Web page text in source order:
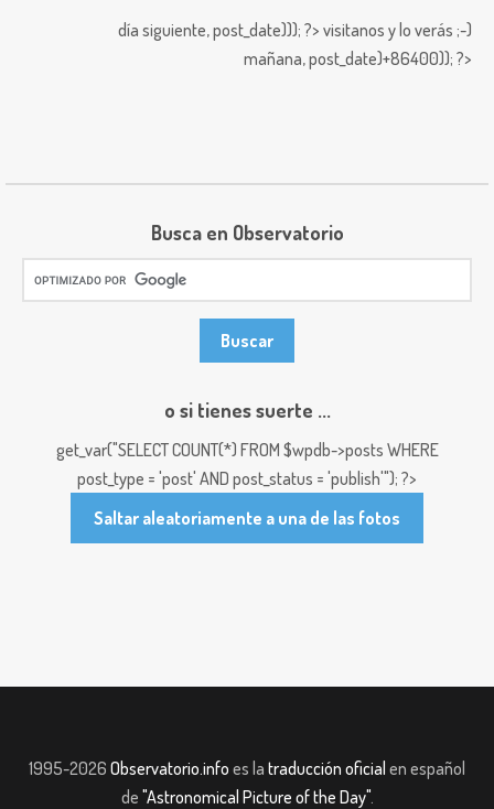
día siguiente,post_date))); ?> visitanos y lo verás ;-)
mañana,post_date)+86400)); ?>
Busca en Observatorio
o si tienes suerte ...
get_var("SELECT COUNT(*) FROM $wpdb->posts WHERE
post_type = 'post' AND post_status = 'publish'"); ?>
Saltar aleatoriamente a una de las fotos
1995-2026 Observatorio.info es la traducción oficial en español
de "Astronomical Picture of the Day".